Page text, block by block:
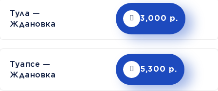
Тула —
Ждановка
3,000 р.
Туапсе —
Ждановка
5,300 р.